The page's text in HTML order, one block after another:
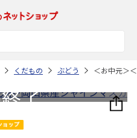
くだもの ぶどう ＜お中元＞